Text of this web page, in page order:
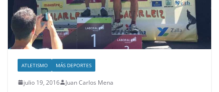
ATLETISMO MÁS DEPORTES
julio 19, 2016 Juan Carlos Mena